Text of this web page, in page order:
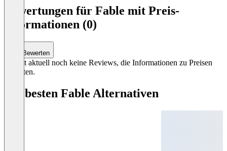
Bewertungen für Fable mit Preis-
Informationen (0)
Bewerten
Es gibt aktuell noch keine Reviews, die Informationen zu Preisen
enthalten.
Die besten Fable Alternativen